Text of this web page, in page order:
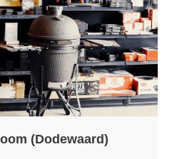
(Dodewaard)